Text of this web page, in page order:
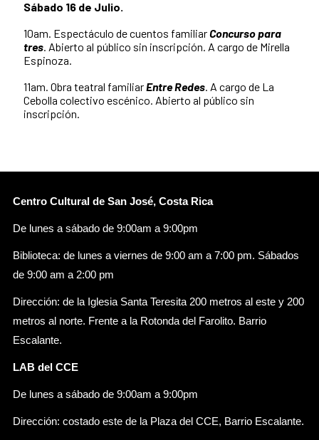
Sábado 16 de Julio.
10am. Espectáculo de cuentos familiarConcurso para
tres . Abierto al público sin inscripción. A cargo de Mirella
Espinoza.
11am. Obra teatral familiar Entre Redes . A cargo de La
Cebolla colectivo escénico. Abierto al público sin
inscripción.
Centro Cultural de San José, Costa Rica
De lunes a sábado de 9:00am a 9:00pm
Biblioteca: de lunes a viernes de 9:00 am a 7:00 pm. Sábados
de 9:00 am a 2:00 pm
Dirección: de la Iglesia Santa Teresita 200 metros al este y 200
metros al norte. Frente a la Rotonda del Farolito. Barrio
Escalante.
LAB del CCE
De lunes a sábado de 9:00am a 9:00pm
Dirección: costado este de la Plaza del CCE, Barrio Escalante.